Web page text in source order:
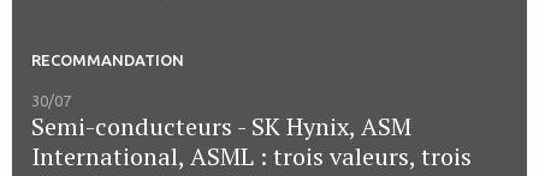
RECOMMANDATION
30/07
Semi-conducteurs - SK Hynix, ASM
International, ASML : trois valeurs, trois